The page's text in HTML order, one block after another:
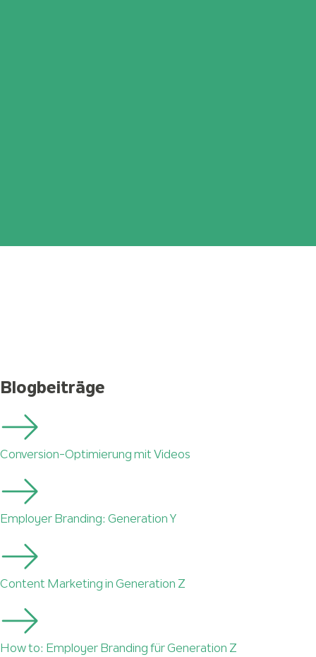
Blogbeiträge
Conversion-Optimierung mit Videos
Employer Branding: Generation Y
Content Marketing in Generation Z
How to: Employer Branding für Generation Z